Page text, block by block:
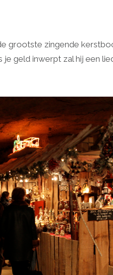
grootste zingende
je geld inwerpt zal hij een